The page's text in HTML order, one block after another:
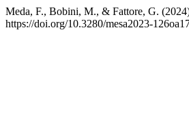
Meda, F., Bobini, M., & Fattore, G.
https://doi.org/10.3280/mesa2023-